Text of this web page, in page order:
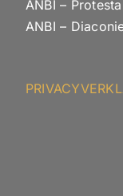
ANBI –
ANBI –